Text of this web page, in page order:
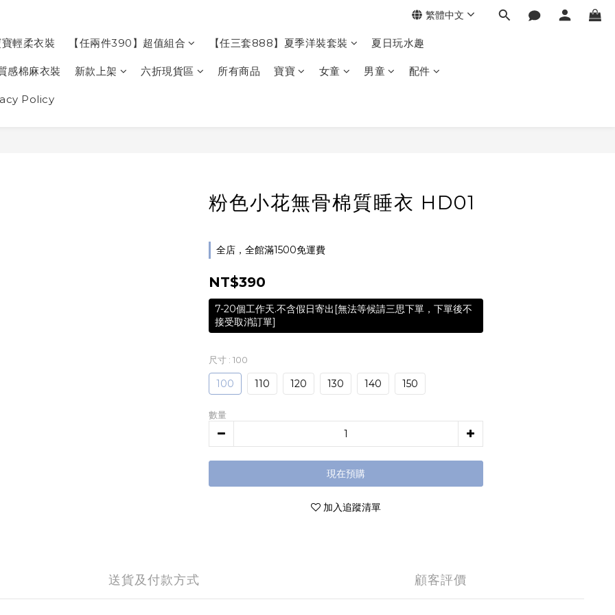
輕柔衣裝 【任兩件390】超值組合 【任三套888】夏季洋裝套裝 夏日玩水趣
感棉麻衣裝 新款上架 六折現貨區 所有商品 寶寶 女童 男童 配件
Policy
繁體中文
粉色小花無骨棉質睡衣 HD01
全店，全館滿1500免運費
NT$390
7-20個工作天.不含假日寄出[無法等候請三思下單，下單後不
接受取消訂單]
尺寸 : 100
100 110 120 130 140 150
數量
現在預購
加入追蹤清單
送貨及付款方式 顧客評價